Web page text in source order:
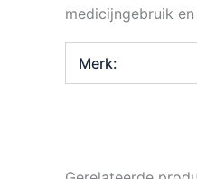
medicijngebruik
Merk: